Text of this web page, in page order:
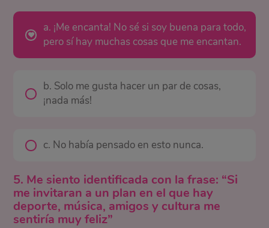
a. ¡Me encanta! No sé si soy buena para todo,
pero sí hay muchas cosas que me encantan.
b. Solo me gusta hacer un par de cosas,
¡nada más!
c. No había pensado en esto nunca.
5. Me siento identificada con la frase: “Si
me invitaran a un plan en el que hay
deporte, música, amigos y cultura me
sentiría muy feliz”